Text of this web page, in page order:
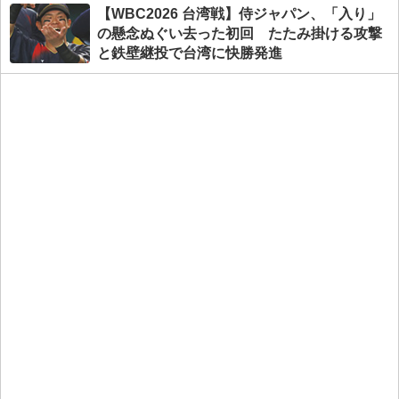
【WBC2026 台湾戦】侍ジャパン、「入り」
の懸念ぬぐい去った初回 たたみ掛ける攻撃
と鉄壁継投で台湾に快勝発進